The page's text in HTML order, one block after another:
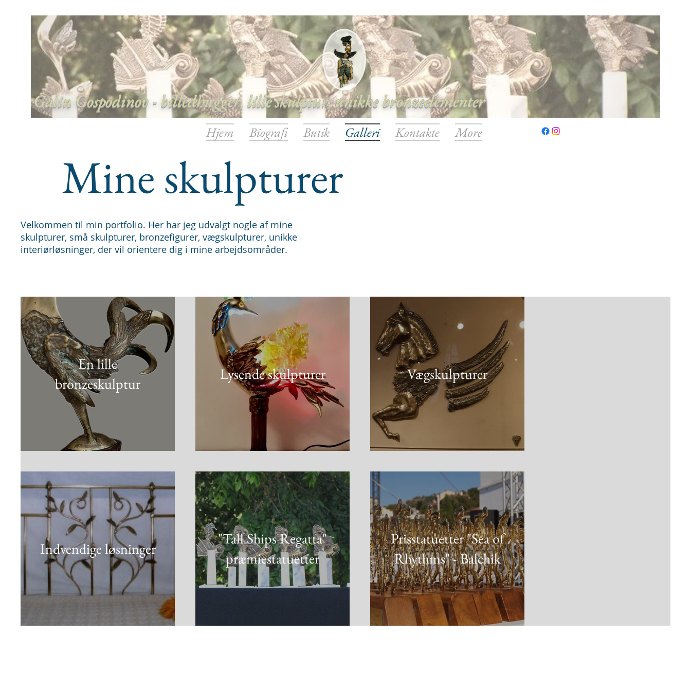
Log ind
Galin Gospodinov - billedhugger, lille skulptur, unikke bronzeelementer
Hjem Biografi Butik Galleri Kontakte More
Mine skulpturer
Velkommen til min portfolio. Her har jeg udvalgt nogle af mine
skulpturer, små skulpturer, bronzefigurer, vægskulpturer, unikke
interiørløsninger, der vil orientere dig i mine arbejdsområder.
En lille
bronzeskulptur
Lysende skulpturer Vægskulpturer
Indvendige løsninger
"Tall Ships Regatta"
præmiestatuetter
Prisstatuetter "Sea of
Rhythms" - Balchik